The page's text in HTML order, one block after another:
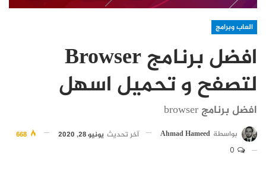
العاب وبرامج
افضل برنامج Browser
لتصفح و تحميل اسهل
افضل برنامج browser
بواسطة Ahmad Hameed آخر تحديث يونيو 28, 2020